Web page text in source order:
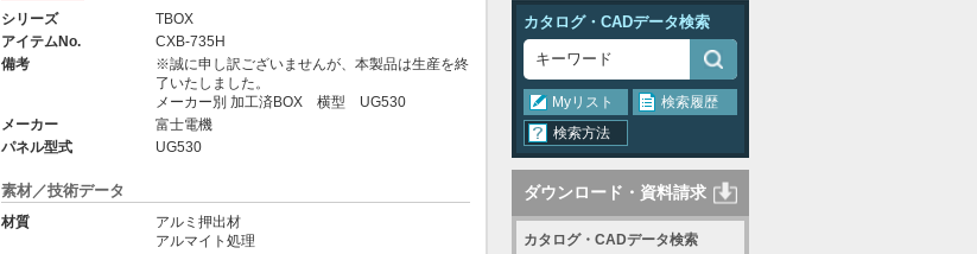
シリーズ
TBOX
アイテムNo.
CXB-735H
備考
※誠に申し訳ございませんが、本製品は生産を終
了いたしました。
メーカー別 加工済BOX 横型 UG530
メーカー
富士電機
パネル型式
UG530
素材／技術データ
材質
アルミ押出材
アルマイト処理
カタログ・CADデータ検索
Myリスト
検索履歴
検索方法
ダウンロード・資料請求
カタログ・CADデータ検索